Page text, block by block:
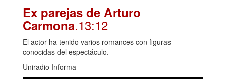
Ex parejas de Arturo
Carmona.13:12
El actor ha tenido varios romances con figuras
conocidas del espectáculo.
Uniradio Informa